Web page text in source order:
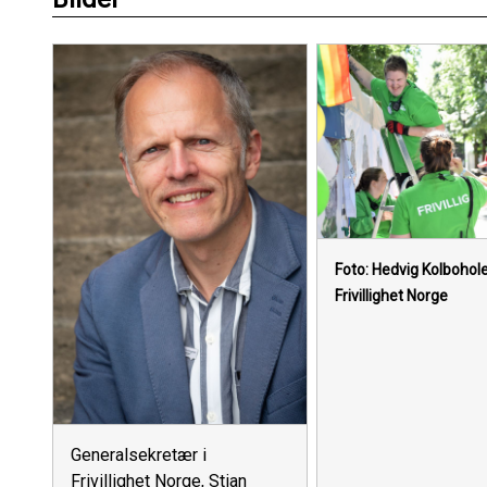
Generalsekretær i
Frivillighet Norge, Stian
Foto: Hedvig
Frivillighet Norge